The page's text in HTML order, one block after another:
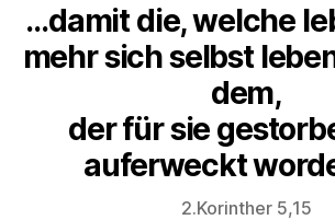
…damit die, welche
mehr sich selbst
dem,
der für sie
auferweckt
2.Korinther 5,15